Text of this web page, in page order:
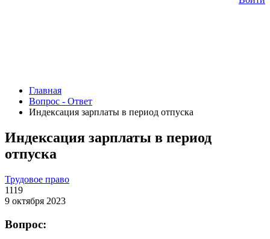
Главная
Вопрос - Ответ
Индексация зарплаты в период отпуска
Индексация зарплаты в период
отпуска
Трудовое право
1119
9 октября 2023
Вопрос: